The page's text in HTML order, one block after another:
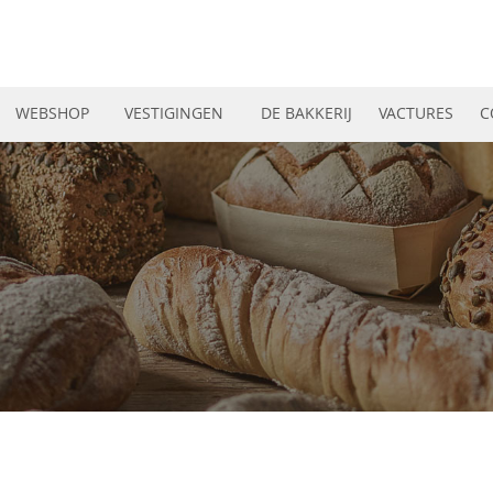
WEBSHOP VESTIGINGEN DE BAKKERIJ VACTURES